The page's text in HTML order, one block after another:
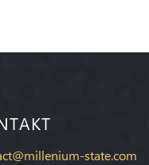
state.com